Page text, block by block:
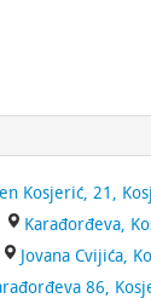
Kosjerić, 21,
Karađorđeva,
Jovana Cvijića,
86,